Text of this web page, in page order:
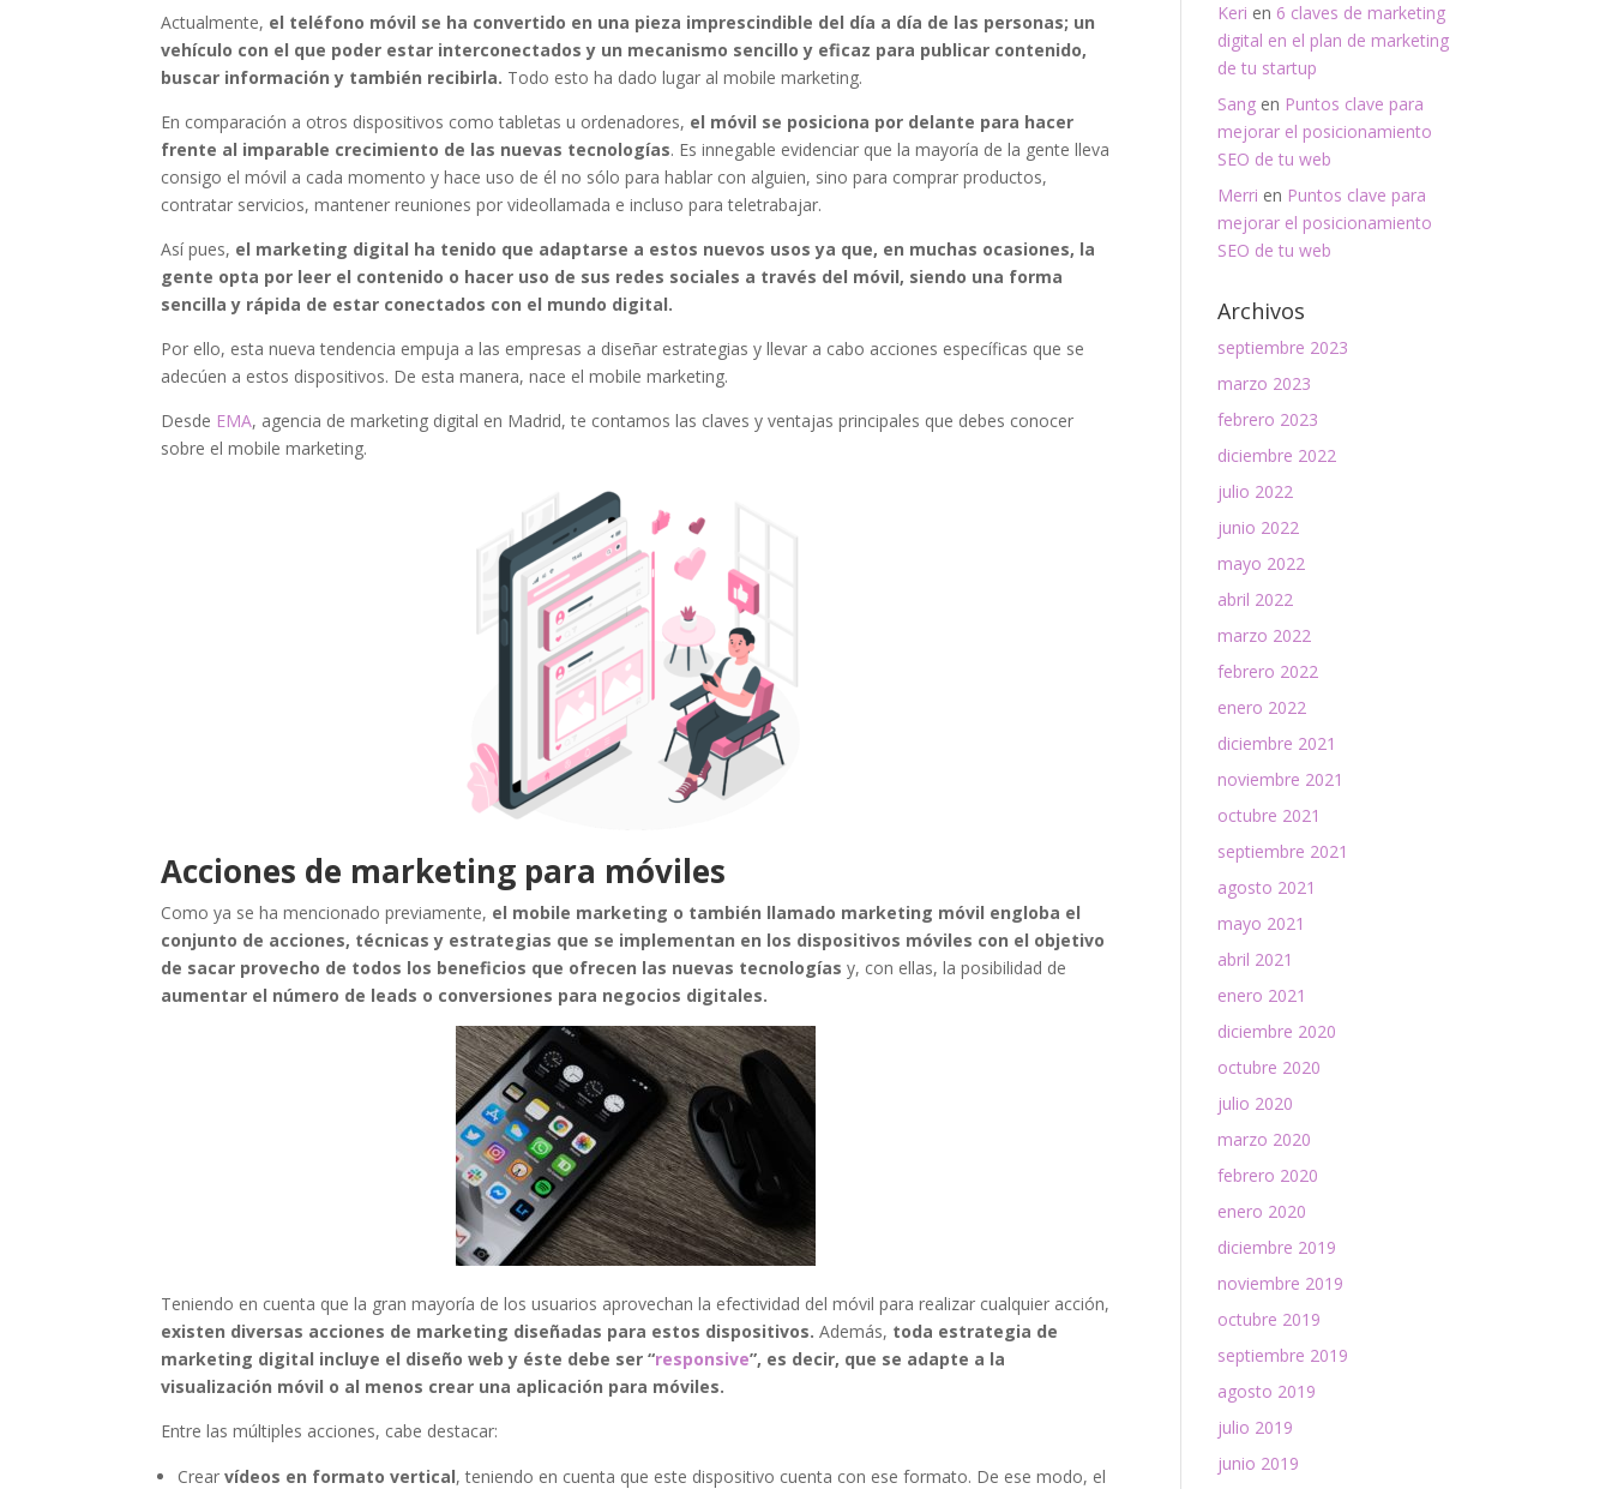
Actualmente, el teléfono móvil se ha convertido en una pieza imprescindible del día a día de las personas; un
vehículo con el que poder estar interconectados y un mecanismo sencillo y eficaz para publicar contenido,
buscar información y también recibirla. Todo esto ha dado lugar al mobile marketing.
En comparación a otros dispositivos como tabletas u ordenadores, el móvil se posiciona por delante para hacer
frente al imparable crecimiento de las nuevas tecnologías. Es innegable evidenciar que la mayoría de la gente lleva
consigo el móvil a cada momento y hace uso de él no sólo para hablar con alguien, sino para comprar productos,
contratar servicios, mantener reuniones por videollamada e incluso para teletrabajar.
Así pues, el marketing digital ha tenido que adaptarse a estos nuevos usos ya que, en muchas ocasiones, la
gente opta por leer el contenido o hacer uso de sus redes sociales a través del móvil, siendo una forma
sencilla y rápida de estar conectados con el mundo digital.
Por ello, esta nueva tendencia empuja a las empresas a diseñar estrategias y llevar a cabo acciones específicas que se
adecúen a estos dispositivos. De esta manera, nace el mobile marketing.
Desde EMA, agencia de marketing digital en Madrid, te contamos las claves y ventajas principales que debes conocer
sobre el mobile marketing.
Acciones de marketing para móviles
Como ya se ha mencionado previamente, el mobile marketing o también llamado marketing móvil engloba el
conjunto de acciones, técnicas y estrategias que se implementan en los dispositivos móviles con el objetivo
de sacar provecho de todos los beneficios que ofrecen las nuevas tecnologías y, con ellas, la posibilidad de
aumentar el número de leads o conversiones para negocios digitales.
Teniendo en cuenta que la gran mayoría de los usuarios aprovechan la efectividad del móvil para realizar cualquier acción,
existen diversas acciones de marketing diseñadas para estos dispositivos. Además, toda estrategia de
marketing digital incluye el diseño web y éste debe ser “responsive”, es decir, que se adapte a la
visualización móvil o al menos crear una aplicación para móviles.
Entre las múltiples acciones, cabe destacar:
Crearvídeos en formato vertical, teniendo en cuenta que este dispositivo cuenta con ese formato. De ese modo, el
Keri en 6 claves de marketing
digital en el plan de marketing
de tu startup
Sang en Puntos clave para
mejorar el posicionamiento
SEO de tu web
Merri en Puntos clave para
mejorar el posicionamiento
SEO de tu web
Archivos
septiembre 2023
marzo 2023
febrero 2023
diciembre 2022
julio 2022
junio 2022
mayo 2022
abril 2022
marzo 2022
febrero 2022
enero 2022
diciembre 2021
noviembre 2021
octubre 2021
septiembre 2021
agosto 2021
mayo 2021
abril 2021
enero 2021
diciembre 2020
octubre 2020
julio 2020
marzo 2020
febrero 2020
enero 2020
diciembre 2019
noviembre 2019
octubre 2019
septiembre 2019
agosto 2019
julio 2019
junio 2019